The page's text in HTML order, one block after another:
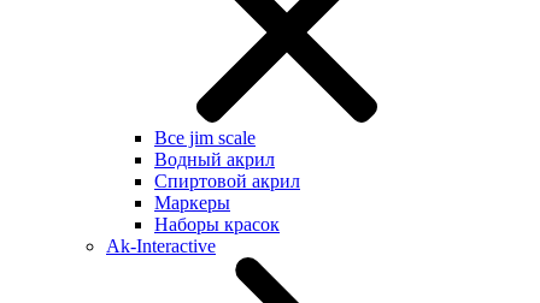
Все jim scale
Водный акрил
Спиртовой акрил
Маркеры
Наборы красок
Ak-Interactive